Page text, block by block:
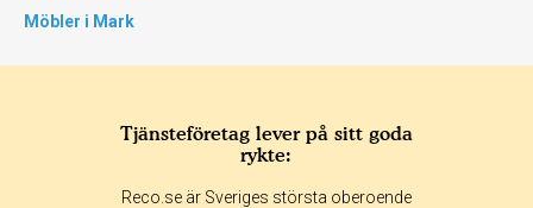
Möbler i Mark
Tjänsteföretag lever på sitt goda
rykte:
Reco.se är Sveriges största oberoende